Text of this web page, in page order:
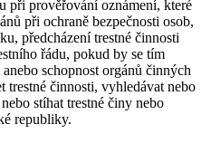
při prověřování oznámení, které
při ochraně bezpečnosti osob,
předcházení trestné činnosti
řádu, pokud by se tím
schopnost orgánů činných
trestné činnosti, vyhledávat nebo
stíhat trestné činy nebo
republiky.